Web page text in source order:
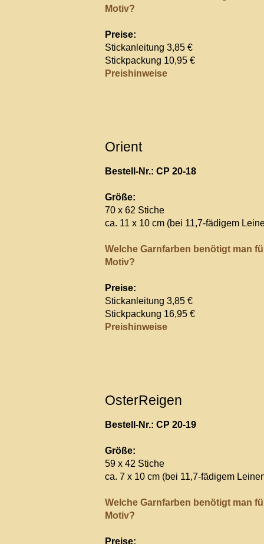
Motiv?
Preise:
Stickanleitung 3,85 €
Stickpackung 10,95 €
Preishinweise
Orient
Bestell-Nr.: CP 20-18
Größe:
70 x 62 Stiche
ca. 11 x 10 cm (bei 11,7-fädigem
Welche Garnfarben benötigt man
Motiv?
Preise:
Stickanleitung 3,85 €
Stickpackung 16,95 €
Preishinweise
OsterReigen
Bestell-Nr.: CP 20-19
Größe:
59 x 42 Stiche
ca. 7 x 10 cm (bei 11,7-fädigem
Welche Garnfarben benötigt man
Motiv?
Preise: